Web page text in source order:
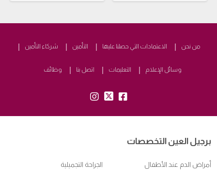
من نحن الاعتمادات التي حصلنا عليها التأمين شركاء التأمين
وسائل الإعلام التعليمات اتصل بنا وظائف
fb:
tw:
insta:
برجيل العين التخصصات
أمراض الدم عند الأطفال الجراحة التجميلية